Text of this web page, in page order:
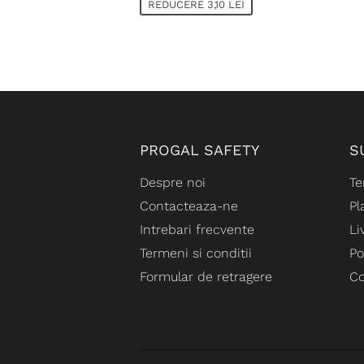
REDUCERE 3,10 LEI
PROGAL SAFETY
Despre noi
Contacteaza-ne
Intrebari frecvente
Termeni si conditii
Formular de retragere